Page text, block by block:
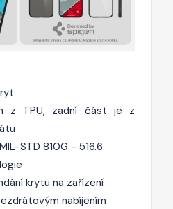
z TPU, zadní část je z
STD 810G - 516.6
krytu na zařízení
nabíjením